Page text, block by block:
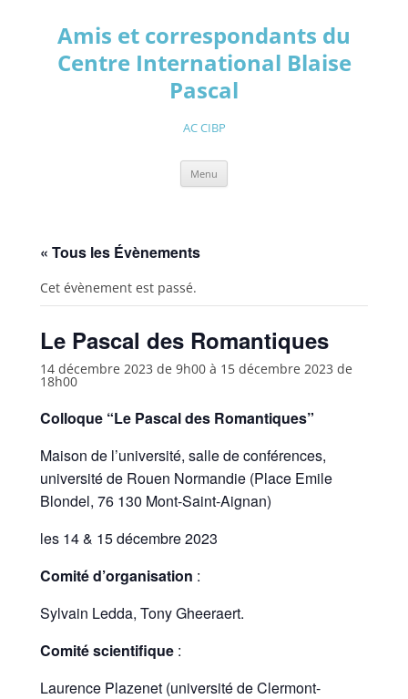
contenuAmis et correspondants du
Centre International Blaise
Pascal
AC CIBP
Menu
« Tous les Évènements
Cet évènement est passé.
Le Pascal des Romantiques
14 décembre 2023 de 9h00 à 15 décembre 2023 de
18h00
Colloque “Le Pascal des Romantiques”
Maison de l’université, salle de conférences,
université de Rouen Normandie (Place Emile
Blondel, 76 130 Mont-Saint-Aignan)
les 14 & 15 décembre 2023
Comité d’organisation :
Sylvain Ledda, Tony Gheeraert.
Comité scientifique :
Laurence Plazenet (université de Clermont-